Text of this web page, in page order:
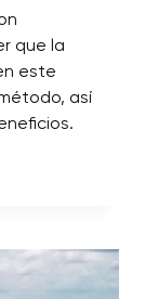
que la
este
así